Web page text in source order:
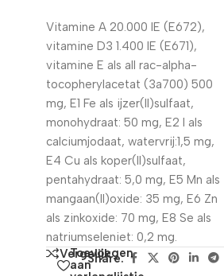
Vitamine A 20.000 IE (E672),
vitamine D3 1.400 IE (E671),
vitamine E als all rac-alpha-
tocopherylacetat (3a700) 500
mg, E1 Fe als ijzer(II)sulfaat,
monohydraat: 50 mg, E2 I als
calciumjodaat, watervrij:1,5 mg,
E4 Cu als koper(II)sulfaat,
pentahydraat: 5,0 mg, E5 Mn als
mangaan(II)oxide: 35 mg, E6 Zn
als zinkoxide: 70 mg, E8 Se als
natriumseleniet: 0,2 mg.
Vergelijk
Toevoegen
aanShare: